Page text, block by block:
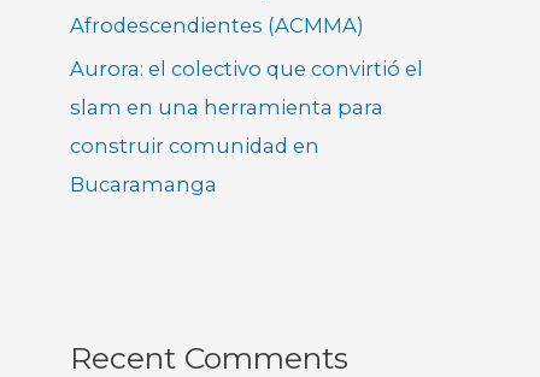
Afrodescendientes (ACMMA)
Aurora: el colectivo que convirtió el
slam en una herramienta para
construir comunidad en
Bucaramanga
Recent Comments